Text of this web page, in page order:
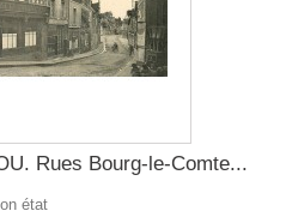
Rues Bourg-le-Comte...
état